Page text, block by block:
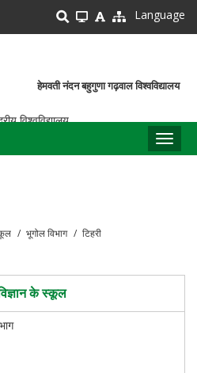
Language
गढ़वाल विश्वविद्यालय
भूगोल विभाग टिहरी
के स्कूल